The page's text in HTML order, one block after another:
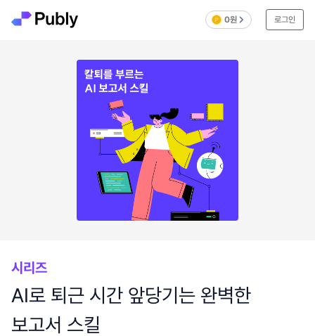
0원 로그인
시리즈
AI로 퇴근 시간 앞당기는 완벽한
보고서 스킬